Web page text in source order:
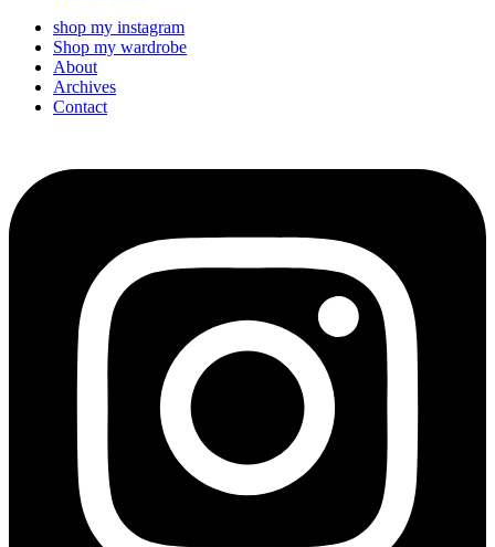
shop my instagram
Shop my wardrobe
About
Archives
Contact